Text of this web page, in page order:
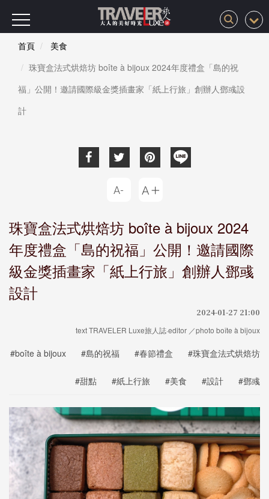
首頁
美食
珠寶盒法式烘焙坊 boîte à bijoux 2024年度禮盒「島的祝
福」公開！邀請國際級金獎插畫家「紙上行旅」創辦人鄧彧設
計
珠寶盒法式烘焙坊 boîte à bijoux 2024
年度禮盒「島的祝福」公開！邀請國際
級金獎插畫家「紙上行旅」創辦人鄧彧
設計
2024-01-27 21:00
text TRAVELER Luxe旅人誌·editor ／photo boîte à bijoux
#boîte à bijoux #島的祝福 #春節禮盒 #珠寶盒法式烘焙坊
#甜點 #紙上行旅 #美食 #設計 #鄧彧